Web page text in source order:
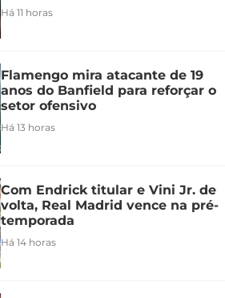
Há 11 horas
Flamengo mira atacante de 19
anos do Banfield para reforçar o
setor ofensivo
Há 13 horas
Com Endrick titular e Vini Jr. de
volta, Real Madrid vence na pré-
temporada
Há 14 horas